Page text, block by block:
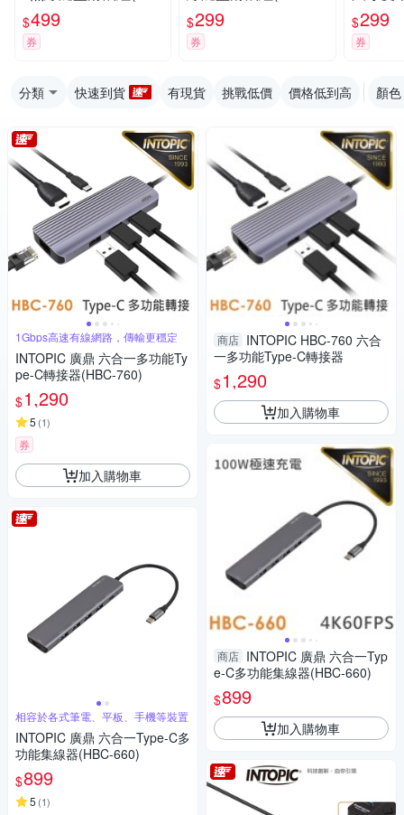
W-959)
$499
券
53)
$299
券
07)
$299
券
分類 快速到貨 有現貨 挑戰低價 價格低到高 顏色
1Gbps高速有線網路，傳輸更穩定
INTOPIC 廣鼎 六合一多功能Ty
pe-C轉接器(HBC-760)
$1,290
5 (1)
券
加入購物車
相容於各式筆電、平板、手機等裝置
INTOPIC 廣鼎 六合一Type-C多
功能集線器(HBC-660)
$899
5 (1)
商店 INTOPIC HBC-760 六合
一多功能Type-C轉接器
$1,290
加入購物車
商店 INTOPIC 廣鼎 六合一Typ
e-C多功能集線器(HBC-660)
$899
加入購物車